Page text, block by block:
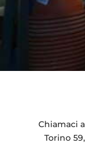
Chiamaci
Torino